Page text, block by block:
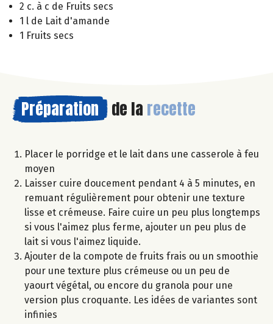
2 c. à c de Fruits secs
1 l de Lait d'amande
1 Fruits secs
Préparation de la recette
Placer le porridge et le lait dans une casserole à feu
moyen
Laisser cuire doucement pendant 4 à 5 minutes, en
remuant régulièrement pour obtenir une texture
lisse et crémeuse. Faire cuire un peu plus longtemps
si vous l'aimez plus ferme, ajouter un peu plus de
lait si vous l'aimez liquide.
Ajouter de la compote de fruits frais ou un smoothie
pour une texture plus crémeuse ou un peu de
yaourt végétal, ou encore du granola pour une
version plus croquante. Les idées de variantes sont
infinies